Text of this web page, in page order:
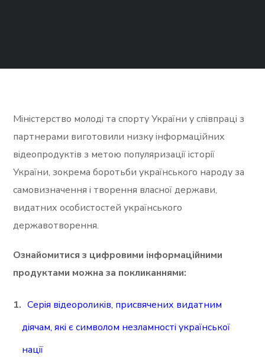
Міністерство молоді та спорту України у співпраці з
партнерами виготовили низку інформаційних
відеопродуктів з метою популяризації історії
України, зокрема боротьби українського народу за
самовизначення і творення власної держави,
видатних особистостей українського
державотворення.
Ознайомитися з цифровими інформаційними
продуктами можна за покликаннями:
Серія відеороликів, присвячених видатним
діячам, які є символом незламності української
нації